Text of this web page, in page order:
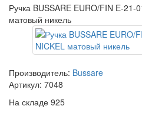
Ручка BUSSARE EURO/FIN E-21-
матовый никель
Производитель: Bussare
Артикул: 7048
На складе 925